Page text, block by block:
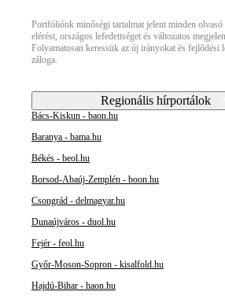
Portfóliónk minőségi tartalmat jelent minden olvasó
elérést, országos lefedettséget és változatos
Folyamatosan keressük az új irányokat és fejlődési
záloga.
Regionális hírportálok
Bács-Kiskun - baon.hu
Baranya - bama.hu
Békés - beol.hu
Borsod-Abaúj-Zemplén - boon.hu
Csongrád - delmagyar.hu
Dunaújváros - duol.hu
Fejér - feol.hu
Győr-Moson-Sopron - kisalfold.hu
Hajdú-Bihar - haon.hu